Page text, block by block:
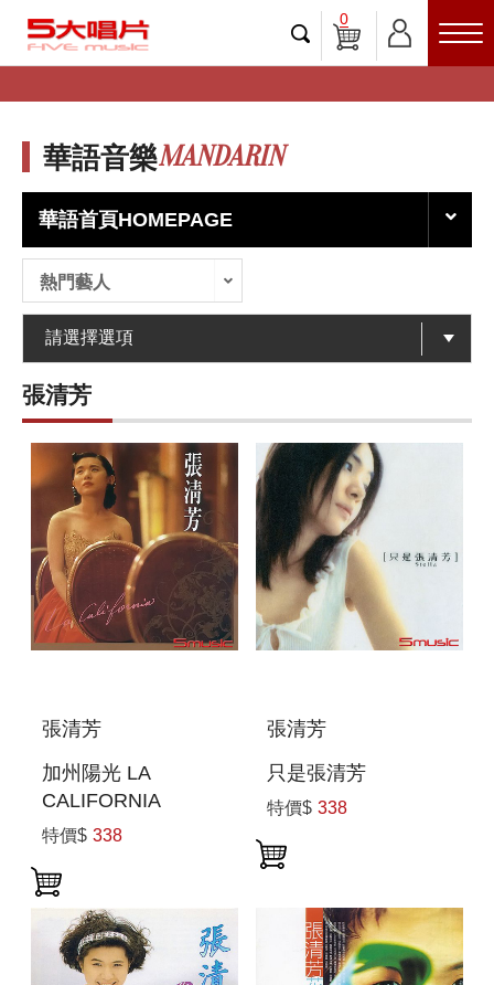
0
華語音樂MANDARIN
華語首頁HOMEPAGE
熱門藝人
張清芳
張清芳
加州陽光 LA
CALIFORNIA
特價$ 338
張清芳
只是張清芳
特價$ 338